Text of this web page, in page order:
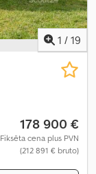
1 / 19
178 900 €
Fiksēta cena plus PVN
(212 891 € bruto)